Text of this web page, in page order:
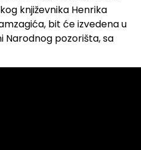
književnika Henrika
bit će izvedena u
Narodnog pozorišta, sa